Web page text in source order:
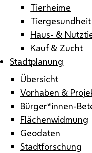
Tierheime
Tiergesundheit
Haus- &
Kauf & Zucht
Stadtplanung
Übersicht
Vorhaben &
Bürger*innen-
Flächenwidmung
Geodaten
Stadtforschung